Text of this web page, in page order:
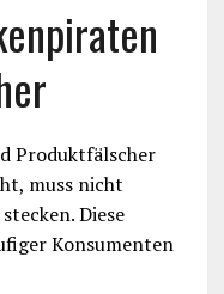
Produktfälscher
muss nicht
Diese
Konsumenten